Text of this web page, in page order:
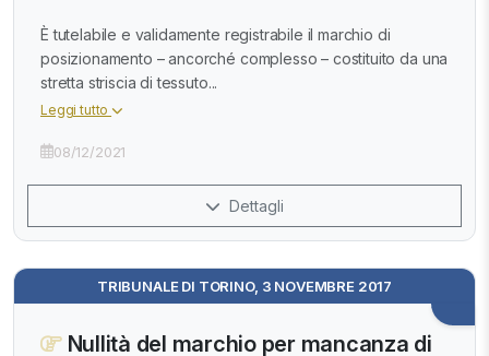
È tutelabile e validamente registrabile il marchio di
posizionamento – ancorché complesso – costituito da una
stretta striscia di tessuto...
Leggi tutto
08/12/2021
Dettagli
TRIBUNALE DI TORINO, 3 NOVEMBRE 2017
Nullità del marchio per mancanza di